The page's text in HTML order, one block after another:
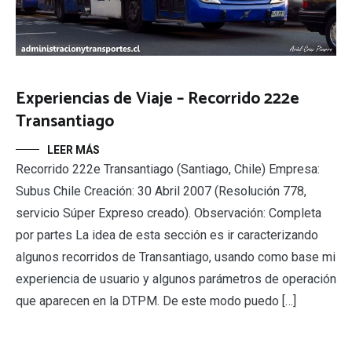
Experiencias de Viaje – Recorrido 222e
Transantiago
LEER MÁS
Recorrido 222e Transantiago (Santiago, Chile) Empresa:
Subus Chile Creación: 30 Abril 2007 (Resolución 778,
servicio Súper Expreso creado). Observación: Completa
por partes La idea de esta sección es ir caracterizando
algunos recorridos de Transantiago, usando como base mi
experiencia de usuario y algunos parámetros de operación
que aparecen en la DTPM. De este modo puedo […]